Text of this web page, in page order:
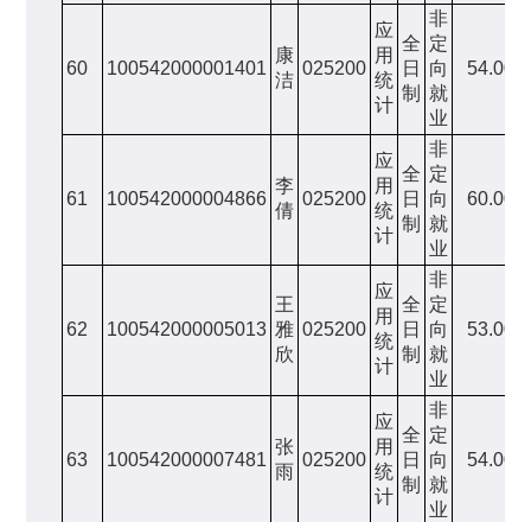
60 100542000001401
康
洁
025200
应
用
统
计
全
日
制
非
定
向
就
业
54.00
61 100542000004866
李
倩
025200
应
用
统
计
全
日
制
非
定
向
就
业
60.00
62 100542000005013
王
雅
欣
025200
应
用
统
计
全
日
制
非
定
向
就
业
53.00
63 100542000007481
张
雨
025200
应
用
统
计
全
日
制
非
定
向
就
业
54.00